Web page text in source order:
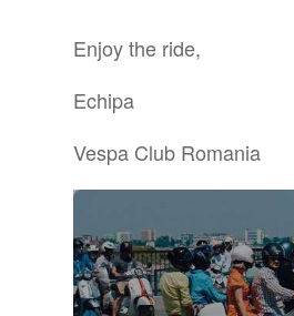
Enjoy the ride,
Echipa
Vespa Club Romania